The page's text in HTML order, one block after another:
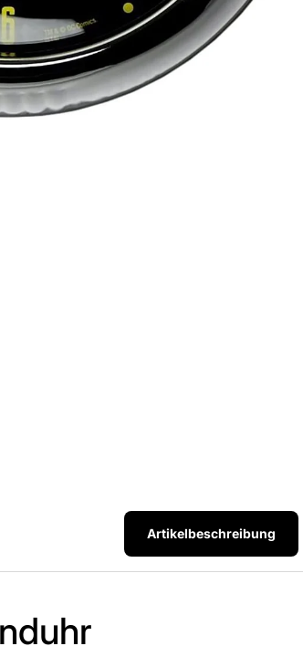
Artikelbeschreibung